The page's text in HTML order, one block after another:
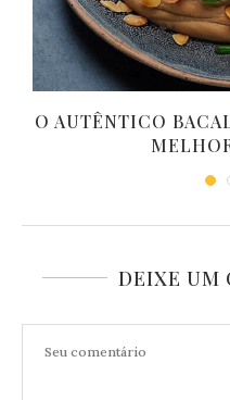
O AUTÊNTICO
DEIXE UM